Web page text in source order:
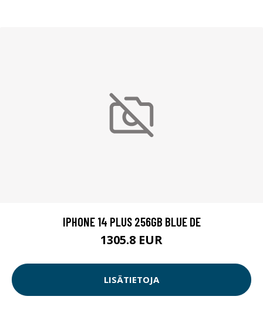
IPHONE 14 PLUS 256GB BLUE DE
1305.8 EUR
LISÄTIETOJA